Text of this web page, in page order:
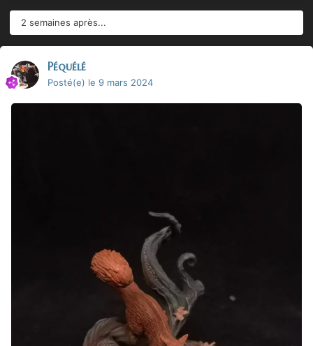
2 semaines après...
Péquélé
Posté(e) le 9 mars 2024